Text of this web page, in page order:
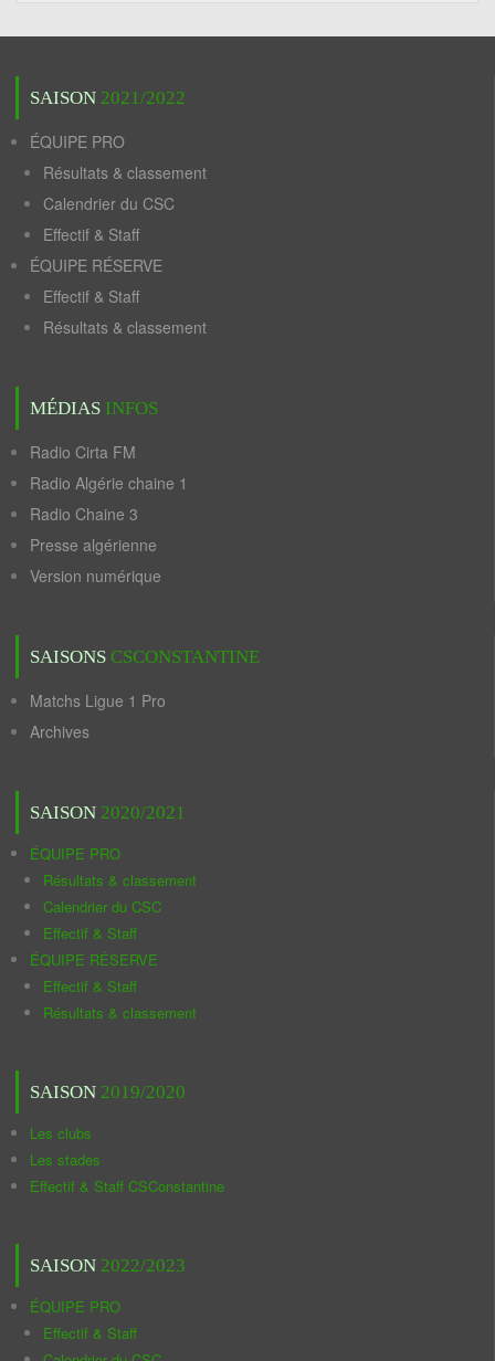
SAISON 2021/2022
ÉQUIPE PRO
Résultats & classement
Calendrier du CSC
Effectif & Staff
ÉQUIPE RÉSERVE
Effectif & Staff
Résultats & classement
MÉDIAS INFOS
Radio Cirta FM
Radio Algérie chaine 1
Radio Chaine 3
Presse algérienne
Version numérique
SAISONS CSCONSTANTINE
Matchs Ligue 1 Pro
Archives
SAISON 2020/2021
ÉQUIPE PRO
Résultats & classement
Calendrier du CSC
Effectif & Staff
ÉQUIPE RÉSERVE
Effectif & Staff
Résultats & classement
SAISON 2019/2020
Les clubs
Les stades
Effectif & Staff CSConstantine
SAISON 2022/2023
ÉQUIPE PRO
Effectif & Staff